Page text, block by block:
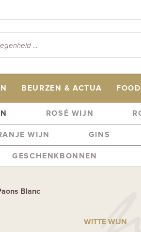
BEURZEN & ACTUA
ROSÉ WIJN
WIJN GINS
GESCHENKBONNEN
Blanc
WITTE WIJN